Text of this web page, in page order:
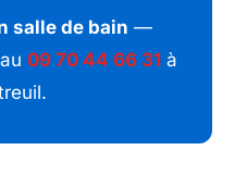
salle de bain —
09 70 44 66 31à